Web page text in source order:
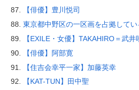
【俳優】豊川悦司
東京都中野区の一区画を占拠してい
【EXILE・女優】TAKAHIRO＝武井
【俳優】阿部寛
【住吉会幸平一家】加藤英幸
【KAT-TUN】田中聖